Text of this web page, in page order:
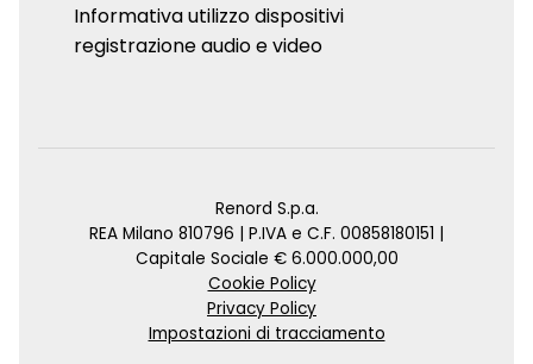
Informativa utilizzo dispositivi
registrazione audio e video
Renord S.p.a.
REA Milano 810796 | P.IVA e C.F. 00858180151 |
Capitale Sociale € 6.000.000,00
Cookie Policy
Privacy Policy
Impostazioni di tracciamento